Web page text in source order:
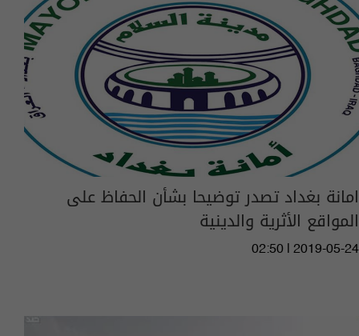
امانة بغداد تصدر توضيحا بشأن الحفاظ على
المواقع الأثرية والدينية
02:50 | 2019-05-24